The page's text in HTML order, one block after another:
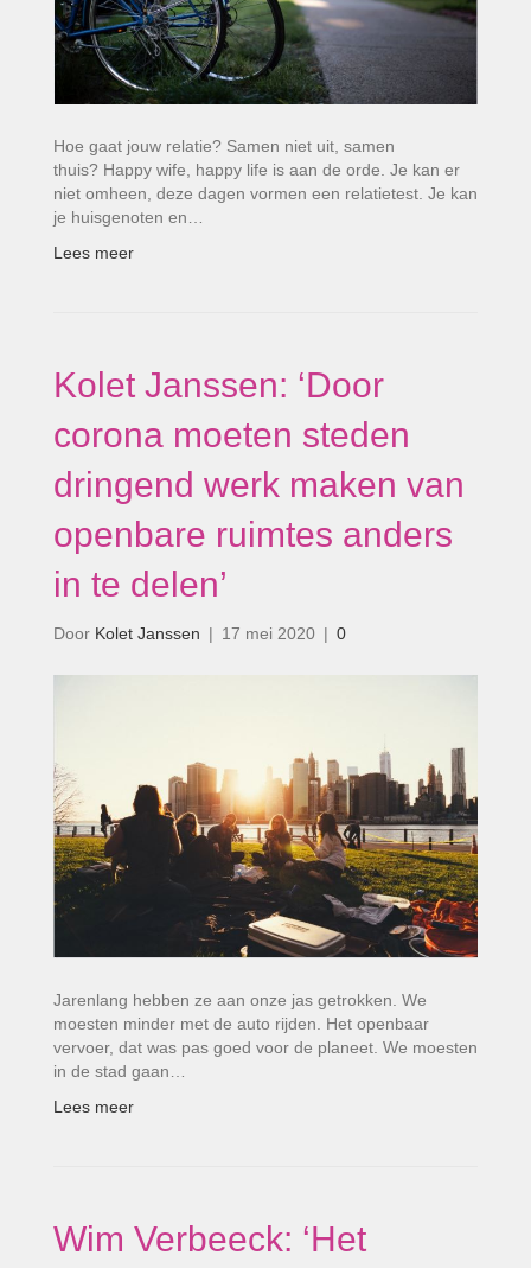
Hoe gaat jouw relatie? Samen niet uit, samen
thuis? Happy wife, happy life is aan de orde. Je kan er
niet omheen, deze dagen vormen een relatietest. Je kan
je huisgenoten en…
Lees meer
Kolet Janssen: ‘Door
corona moeten steden
dringend werk maken van
openbare ruimtes anders
in te delen’
Door Kolet Janssen | 17 mei 2020 | 0
Jarenlang hebben ze aan onze jas getrokken. We
moesten minder met de auto rijden. Het openbaar
vervoer, dat was pas goed voor de planeet. We moesten
in de stad gaan…
Lees meer
Wim Verbeeck: ‘Het